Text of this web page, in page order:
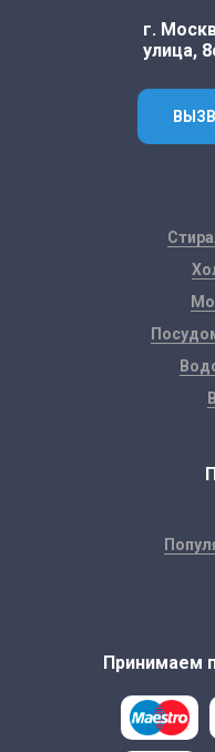
г.
улица,
Принимаем